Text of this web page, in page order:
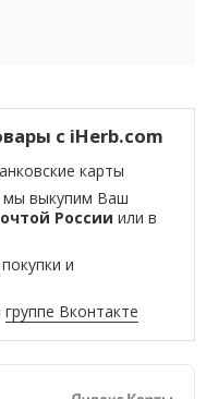
с iHerb.com
карты
мы выкупим Ваш
России или в
и
группе Вконтакте